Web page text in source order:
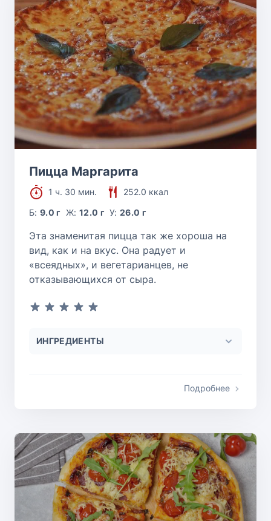
Пицца Маргарита
1 ч. 30 мин.
252.0 ккал
Б:9.0 г Ж: 12.0 г У:26.0 г
Эта знаменитая пицца так же хороша на
вид, как и на вкус. Она радует и
«всеядных», и вегетарианцев, не
отказывающихся от сыра.
ИНГРЕДИЕНТЫ
Подробнее